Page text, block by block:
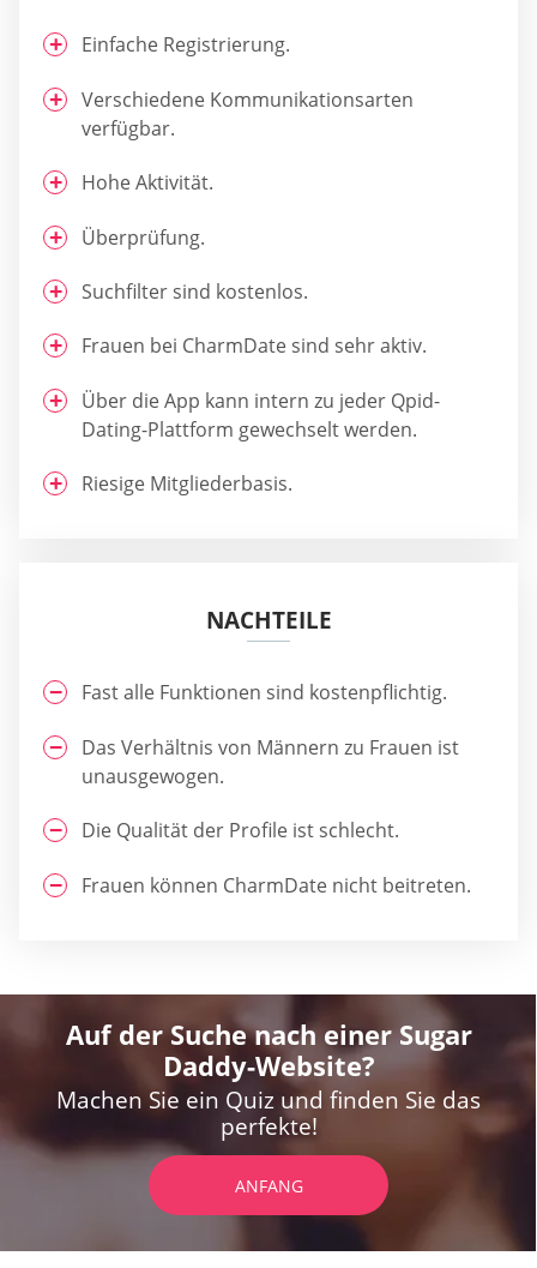
Einfache Registrierung.
Verschiedene Kommunikationsarten
verfügbar.
Hohe Aktivität.
Überprüfung.
Suchfilter sind kostenlos.
Frauen bei CharmDate sind sehr aktiv.
Über die App kann intern zu jeder Qpid-
Dating-Plattform gewechselt werden.
Riesige Mitgliederbasis.
NACHTEILE
Fast alle Funktionen sind kostenpflichtig.
Das Verhältnis von Männern zu Frauen ist
unausgewogen.
Die Qualität der Profile ist schlecht.
Frauen können CharmDate nicht beitreten.
Auf der Suche nach einer Sugar
Daddy-Website?
Machen Sie ein Quiz und finden Sie das
perfekte!
ANFANG